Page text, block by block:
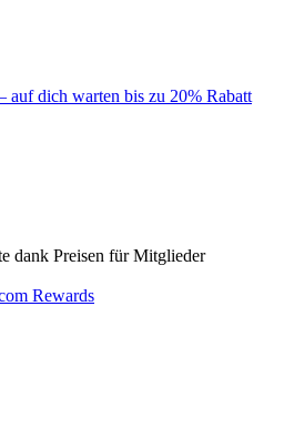
auf dich warten bis zu 20% Rabatt
dank Preisen für Mitglieder
Rewards